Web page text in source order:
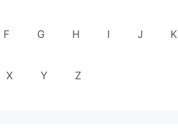
F G H I J K
X Y Z